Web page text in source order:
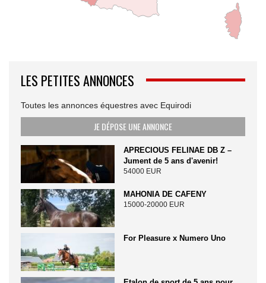
LES PETITES ANNONCES
Toutes les annonces équestres avec Equirodi
JE DÉPOSE UNE ANNONCE
APRECIOUS FELINAE DB Z –
Jument de 5 ans d'avenir!
54000 EUR
MAHONIA DE CAFENY
15000-20000 EUR
For Pleasure x Numero Uno